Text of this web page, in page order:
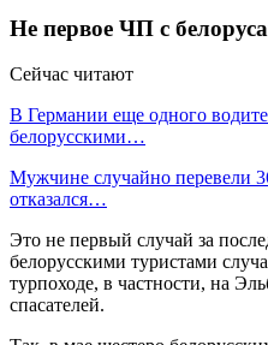
Не первое ЧП с
Сейчас читают
В Германии еще одного
белорусскими…
Мужчине случайно перевели
отказался…
Это не первый случай за
белорусскими туристами
турпоходе, в частности, на
спасателей.